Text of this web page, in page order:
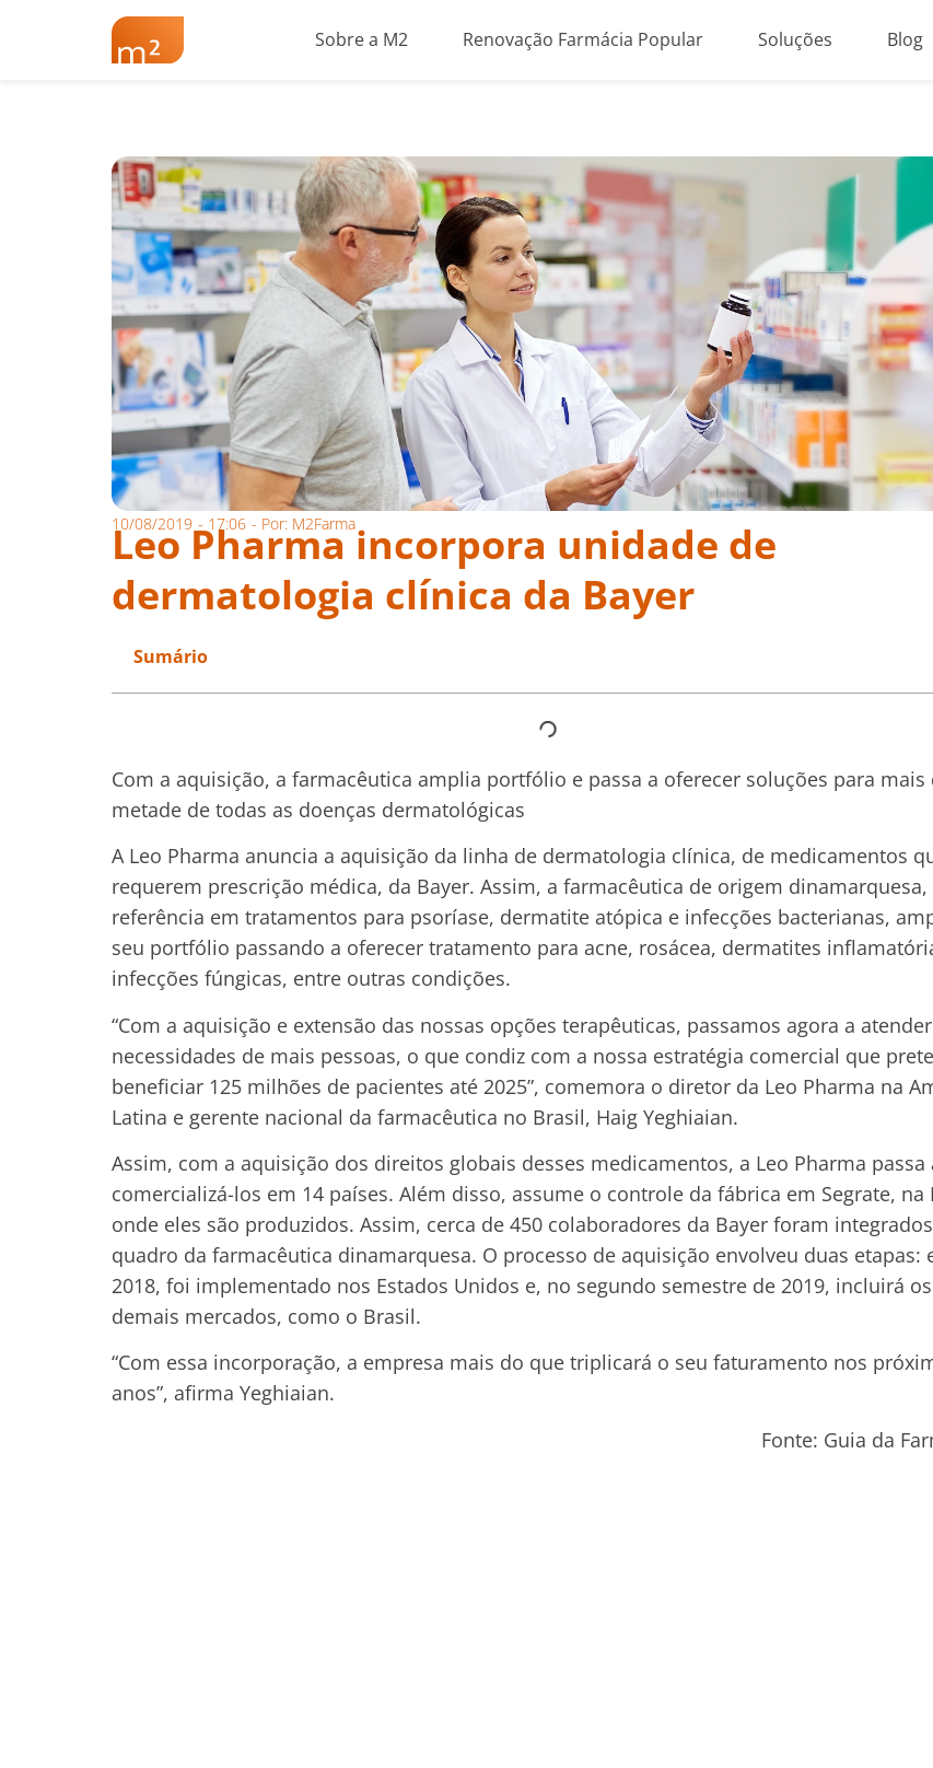
Sobre a M2 Renovação Farmácia Popular Soluções Blog
10/08/2019 - 17:06 - Por: M2Farma
Leo Pharma incorpora unidade de
dermatologia clínica da Bayer
Sumário
Com a aquisição, a farmacêutica amplia portfólio e passa a oferecer soluções para mais
metade de todas as doenças dermatológicas
A Leo Pharma anuncia a aquisição da linha de dermatologia clínica, de medicamentos
requerem prescrição médica, da Bayer. Assim, a farmacêutica de origem dinamarquesa,
referência em tratamentos para psoríase, dermatite atópica e infecções bacterianas,
seu portfólio passando a oferecer tratamento para acne, rosácea, dermatites
infecções fúngicas, entre outras condições.
“Com a aquisição e extensão das nossas opções terapêuticas, passamos agora a
necessidades de mais pessoas, o que condiz com a nossa estratégia comercial que
beneficiar 125 milhões de pacientes até 2025”, comemora o diretor da Leo Pharma na
Latina e gerente nacional da farmacêutica no Brasil, Haig Yeghiaian.
Assim, com a aquisição dos direitos globais desses medicamentos, a Leo Pharma passa
comercializá-los em 14 países. Além disso, assume o controle da fábrica em Segrate, na
onde eles são produzidos. Assim, cerca de 450 colaboradores da Bayer foram
quadro da farmacêutica dinamarquesa. O processo de aquisição envolveu duas etapas:
2018, foi implementado nos Estados Unidos e, no segundo semestre de 2019, incluirá os
demais mercados, como o Brasil.
“Com essa incorporação, a empresa mais do que triplicará o seu faturamento nos
anos”, afirma Yeghiaian.
Fonte: Guia da